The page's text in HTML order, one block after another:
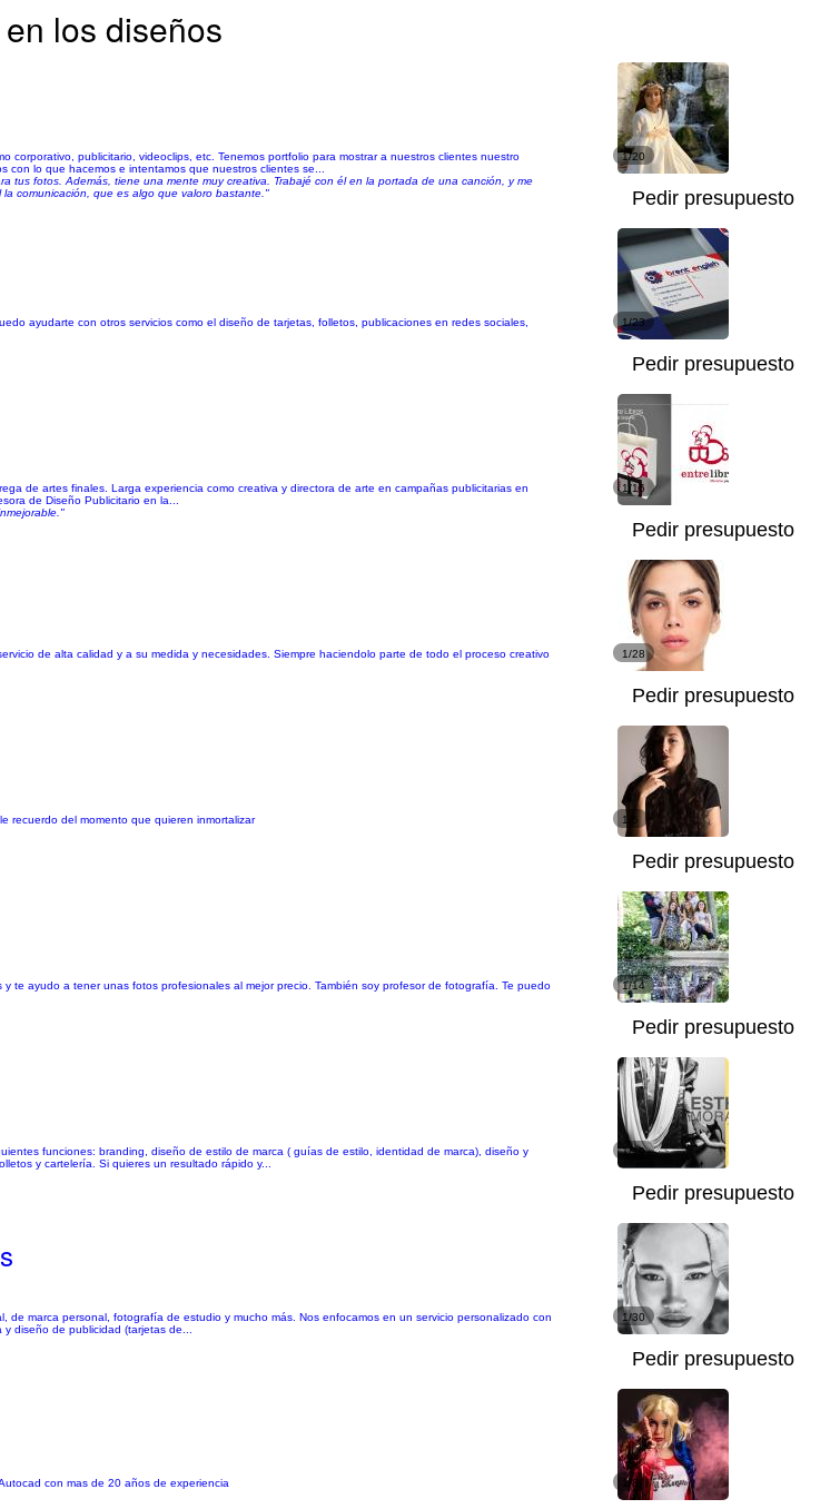
los diseños
publicitario, videoclips, etc. Tenemos portfolio para mostrar a nuestros clientes nuestro
lo que hacemos e intentamos que nuestros clientes se...
tus fotos. Además, tiene una mente muy creativa. Trabajé con él en la portada de una canción, y me
comunicación, que es algo que valoro bastante."
1/20
Pedir presupuesto
ayudarte con otros servicios como el diseño de tarjetas, folletos, publicaciones en redes sociales,
1/23
Pedir presupuesto
de artes finales. Larga experiencia como creativa y directora de arte en campañas publicitarias en
de Diseño Publicitario en la...
1/16
Pedir presupuesto
de alta calidad y a su medida y necesidades. Siempre haciendolo parte de todo el proceso creativo
1/28
Pedir presupuesto
recuerdo del momento que quieren inmortalizar
1/5
Pedir presupuesto
te ayudo a tener unas fotos profesionales al mejor precio. También soy profesor de fotografía. Te puedo
1/14
Pedir presupuesto
funciones: branding, diseño de estilo de marca ( guías de estilo, identidad de marca), diseño y
y cartelería. Si quieres un resultado rápido y...
1/19
Pedir presupuesto
marca personal, fotografía de estudio y mucho más. Nos enfocamos en un servicio personalizado con
diseño de publicidad (tarjetas de...
1/30
Pedir presupuesto
con mas de 20 años de experiencia
1/8